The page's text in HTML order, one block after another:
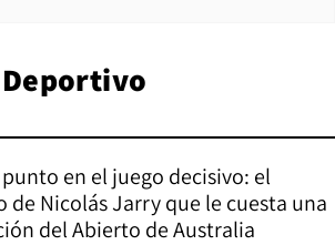
en el juego decisivo: el
de Nicolás Jarry que le cuesta una
del Abierto de Australia